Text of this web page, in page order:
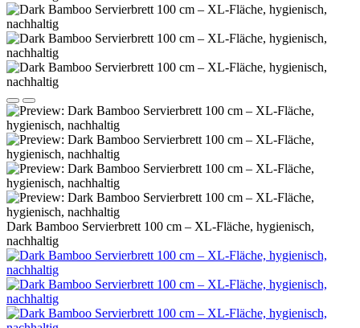
Dark Bamboo Servierbrett 100 cm – XL-Fläche, hygienisch,
nachhaltig